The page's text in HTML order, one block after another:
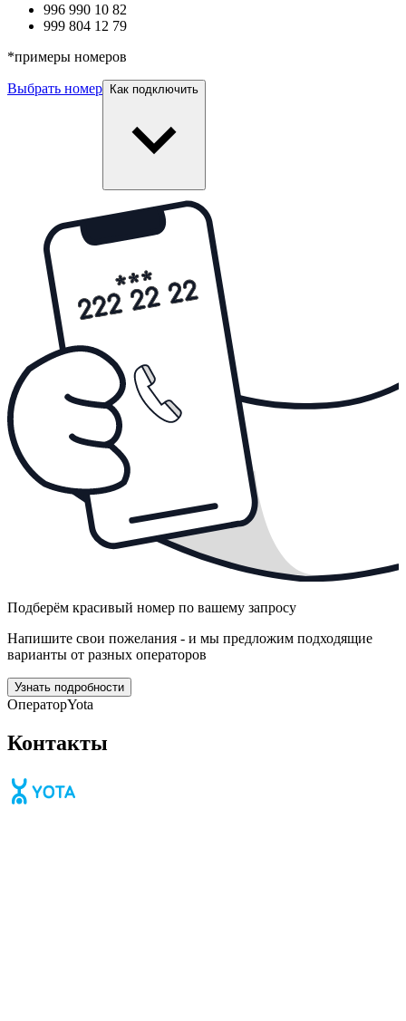
996 990 10 82
999 804 12 79
*примеры номеров
Выбрать номер Как подключить
Подберём красивый номер по вашему запросу
Напишите свои пожелания - и мы предложим подходящие
варианты от разных операторов
Узнать подробности
ОператорYota
Контакты